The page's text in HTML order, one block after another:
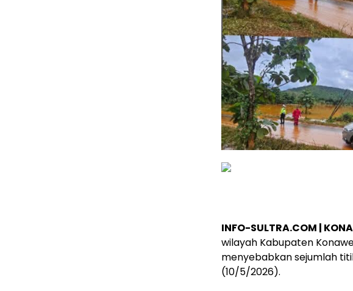
INFO-SULTRA.COM |
wilayah Kabupaten
menyebabkan sejumlah
(10/5/2026).